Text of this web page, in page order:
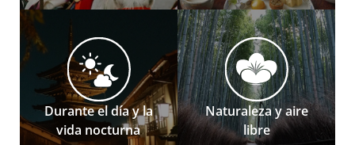
Durante el día y la
vida nocturna
Naturaleza y aire
libre